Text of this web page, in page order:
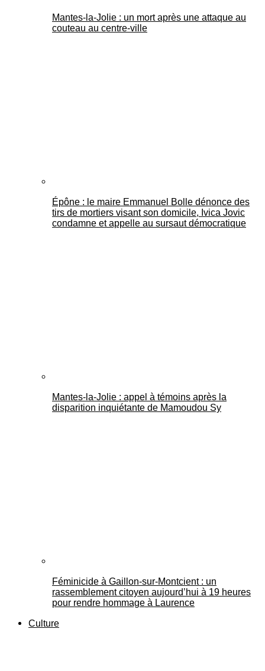
Mantes-la-Jolie : un mort après une attaque au
couteau au centre-ville
Épône : le maire Emmanuel Bolle dénonce des
tirs de mortiers visant son domicile, Ivica Jovic
condamne et appelle au sursaut démocratique
Mantes-la-Jolie : appel à témoins après la
disparition inquiétante de Mamoudou Sy
Féminicide à Gaillon‑sur‑Montcient : un
rassemblement citoyen aujourd’hui à 19 heures
pour rendre hommage à Laurence
Culture